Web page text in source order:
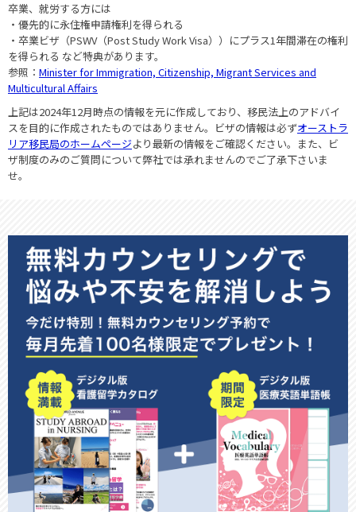
卒業、就労する方には
・優先的に永住権申請権利を得られる
・卒業ビザ（PSWV（Post Study Work Visa））にプラス1年間滞在の権利
を得られる など特典があります。
参照： Minister for Immigration, Citizenship, Migrant Services and
Multicultural Affairs
上記は2024年12月時点の情報を元に作成しており、移民法上のアドバイ
スを目的に作成されたものではありません。ビザの情報は必ずオーストラ
リア移民局のホームページより最新の情報をご確認ください。また、ビ
ザ制度のみのご質問について弊社では承れませんのでご了承下さいま
せ。